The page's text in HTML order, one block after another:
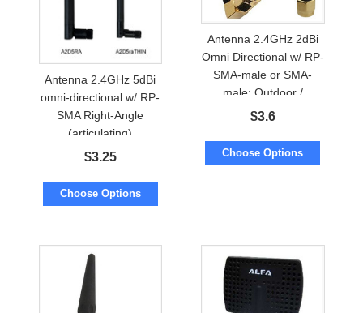
Antenna 2.4GHz 5dBi
omni-directional w/ RP-
SMA Right-Angle
(articulating)
$3.25
Choose Options
Antenna 2.4GHz 2dBi
Omni Directional w/ RP-
SMA-male or SMA-
male: Outdoor /
Waterproof
$3.6
Choose Options